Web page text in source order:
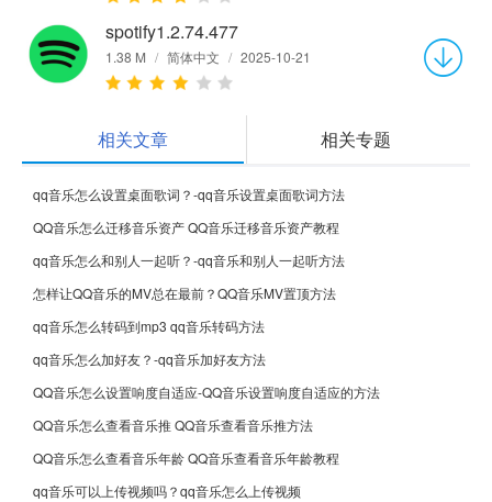
spotify1.2.74.477
1.38 M / 简体中文 / 2025-10-21
相关文章 相关专题
qq音乐怎么设置桌面歌词？-qq音乐设置桌面歌词方法
QQ音乐怎么迁移音乐资产 QQ音乐迁移音乐资产教程
qq音乐怎么和别人一起听？-qq音乐和别人一起听方法
怎样让QQ音乐的MV总在最前？QQ音乐MV置顶方法
qq音乐怎么转码到mp3 qq音乐转码方法
qq音乐怎么加好友？-qq音乐加好友方法
QQ音乐怎么设置响度自适应-QQ音乐设置响度自适应的方法
QQ音乐怎么查看音乐推 QQ音乐查看音乐推方法
QQ音乐怎么查看音乐年龄 QQ音乐查看音乐年龄教程
qq音乐可以上传视频吗？qq音乐怎么上传视频